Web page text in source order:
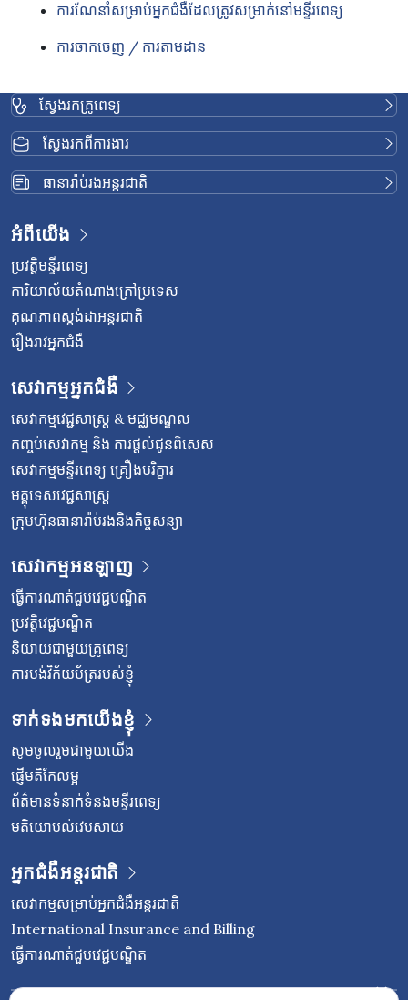
ការណែនាំសម្រាប់អ្នកជំងឺដែលត្រូវសម្រាក់នៅមន្ទីរពេទ្យ
ការចាកចេញ / ការតាមដាន
ស្វែងរកគ្រូពេទ្យ
ស្វែងរកពីការងារ
ធានារ៉ាប់រងអន្តរជាតិ
អំពីយើង
ប្រវត្តិមន្ទីរពេទ្យ
ការិយាល័យតំណាងក្រៅប្រទេស
គុណភាពស្តង់ដាអន្តរជាតិ
រឿងរាវអ្នកជំងឺ
សេវាកម្មអ្នកជំងឺ
សេវាកម្មវេជ្ជសាស្រ្ត & មជ្ឈមណ្ឌល
កញ្ចប់សេវាកម្ម និង ការផ្តល់ជូនពិសេស
សេវាកម្មមន្ទីរពេទ្យ គ្រឿងបរិក្ខារ
មគ្គុទេសវេជ្ជសាស្ត្រ
ក្រុមហ៊ុនធានារ៉ាប់រងនិងកិច្ចសន្យា
សេវាកម្មអនឡាញ
ធ្វើការណាត់ជួបវេជ្ជបណ្ឌិត
ប្រវត្តិវេជ្ជបណ្ឌិត
និយាយជាមួយគ្រូពេទ្យ
ការបង់វិក័យប័ត្ររបស់ខ្ញុំ
ទាក់ទងមកយើងខ្ញុំ
សូមចូលរួមជាមួយយើង
ផ្ញើមតិកែលម្អ
ព័ត៌មានទំនាក់ទំនងមន្ទីរពេទ្យ
មតិយោបល់វេបសាយ
អ្នកជំងឺអន្តរជាតិ
សេវាកម្មសម្រាប់អ្នកជំងឺអន្តរជាតិ
International Insurance and Billing
ធ្វើការណាត់ជួបវេជ្ជបណ្ឌិត